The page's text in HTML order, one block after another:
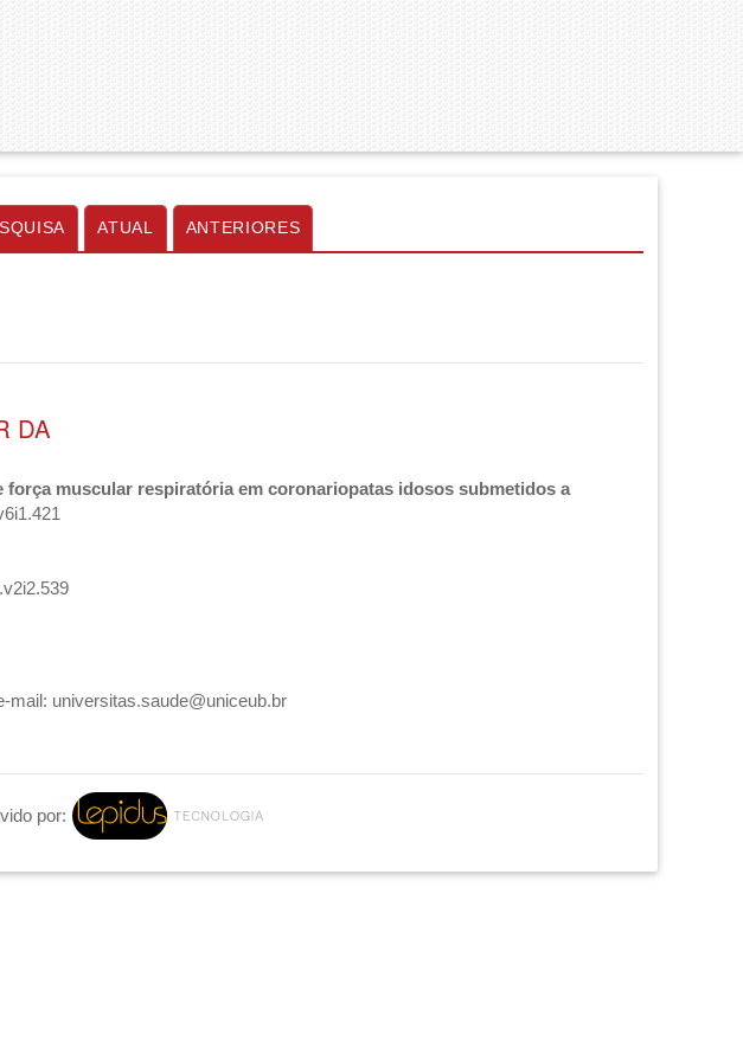
ATUAL ANTERIORES
DA
muscular respiratória em coronariopatas idosos submetidos a
mail: universitas.saude@uniceub.br
por: